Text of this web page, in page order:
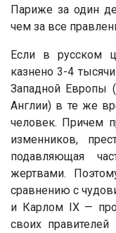
Париже за один
чем за все
Если в русском
казнено 3-4
Западной Европы
Англии) в те же
человек. Причем
изменников,
подавляющая
жертвами.
сравнению с
и Карлом IX —
своих